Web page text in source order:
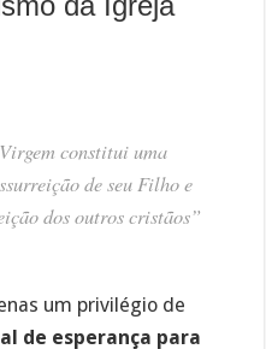
constitui uma
de seu Filho e
dos outros cristãos”
um privilégio de
de esperança para